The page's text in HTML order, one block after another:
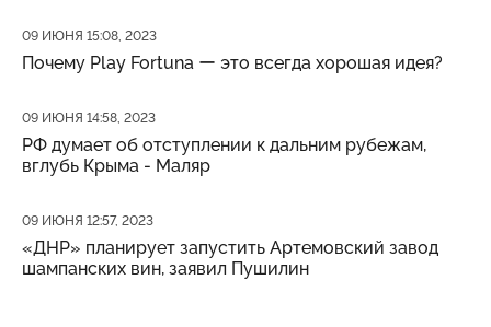
Дата публикации
09 ИЮНЯ 15:08, 2023
Почему Play Fortuna ー это всегда хорошая идея?
Дата публикации
09 ИЮНЯ 14:58, 2023
РФ думает об отступлении к дальним рубежам,
вглубь Крыма - Маляр
Дата публикации
09 ИЮНЯ 12:57, 2023
«ДНР» планирует запустить Артемовский завод
шампанских вин, заявил Пушилин